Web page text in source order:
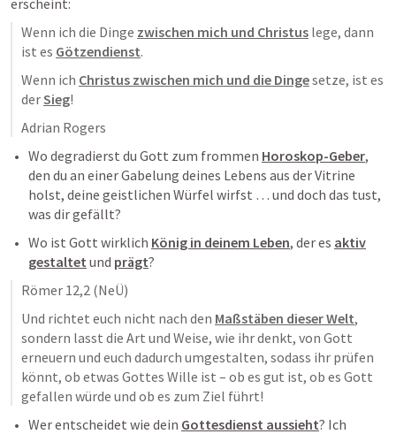
erscheint:
Wenn ich die Dinge zwischen mich und Christus lege, dann
ist es Götzendienst.
Wenn ich Christus zwischen mich und die Dinge setze, ist es
der Sieg!
Adrian Rogers
Wo degradierst du Gott zum frommen Horoskop-Geber,
den du an einer Gabelung deines Lebens aus der Vitrine
holst, deine geistlichen Würfel wirfst … und doch das tust,
was dir gefällt?
Wo ist Gott wirklich König in deinem Leben, der es aktiv
gestaltet und prägt?
Römer 12,2 (NeÜ)
Und richtet euch nicht nach den Maßstäben dieser Welt,
sondern lasst die Art und Weise, wie ihr denkt, von Gott
erneuern und euch dadurch umgestalten, sodass ihr prüfen
könnt, ob etwas Gottes Wille ist – ob es gut ist, ob es Gott
gefallen würde und ob es zum Ziel führt!
Wer entscheidet wie dein Gottesdienst aussieht? Ich